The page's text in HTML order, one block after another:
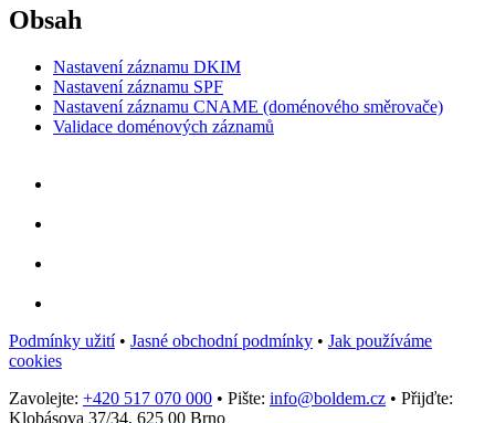
Obsah
Nastavení záznamu DKIM
Nastavení záznamu SPF
Nastavení záznamu CNAME (doménového směrovače)
Validace doménových záznamů
Podmínky užití • Jasné obchodní podmínky • Jak používáme
cookies
Zavolejte: +420 517 070 000 • Pište: info@boldem.cz • Přijďte:
Klobásova 37/34, 625 00 Brno